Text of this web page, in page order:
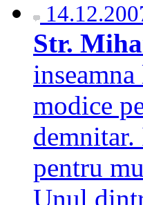
Str.
modice
pentru
Unul